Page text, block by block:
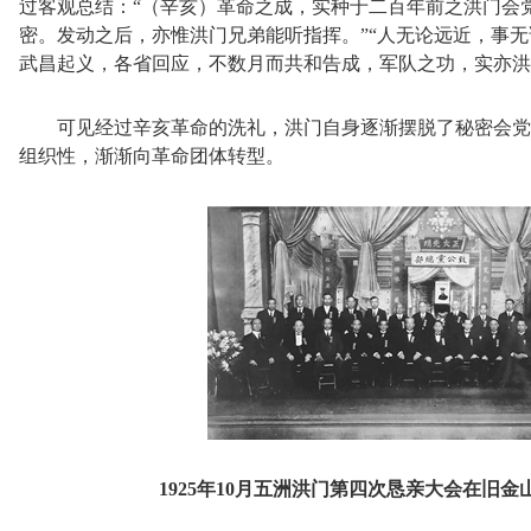
过客观总结： “（辛亥）革命之成，实种于二百年前之洪门会
密。发动之后，亦惟洪门兄弟能听指挥。”“人无论远近，事
武昌起义，各省回应，不数月而共和告成，军队之功，实亦
可见经过辛亥革命的洗礼，洪门自身逐渐摆脱了秘密会
组织性，渐渐向革命团体转型。
1925年10月五洲洪门第四次恳亲大会在旧金